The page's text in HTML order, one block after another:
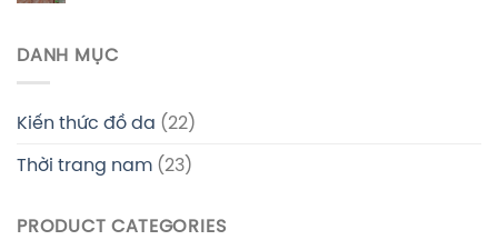
DANH MỤC
Kiến thức đồ da (22)
Thời trang nam (23)
PRODUCT CATEGORIES